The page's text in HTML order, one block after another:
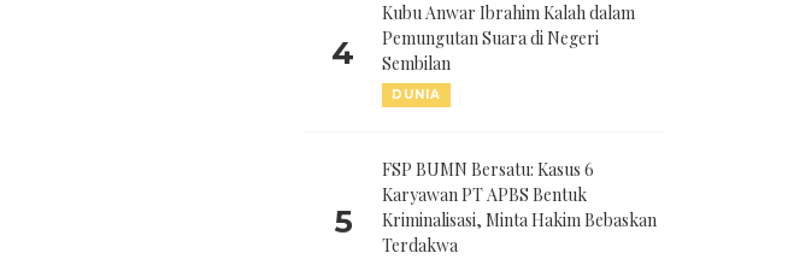
4
Kubu Anwar Ibrahim Kalah dalam
Pemungutan Suara di Negeri
Sembilan
DUNIA
5
FSP BUMN Bersatu: Kasus 6
Karyawan PT APBS Bentuk
Kriminalisasi, Minta Hakim Bebaskan
Terdakwa